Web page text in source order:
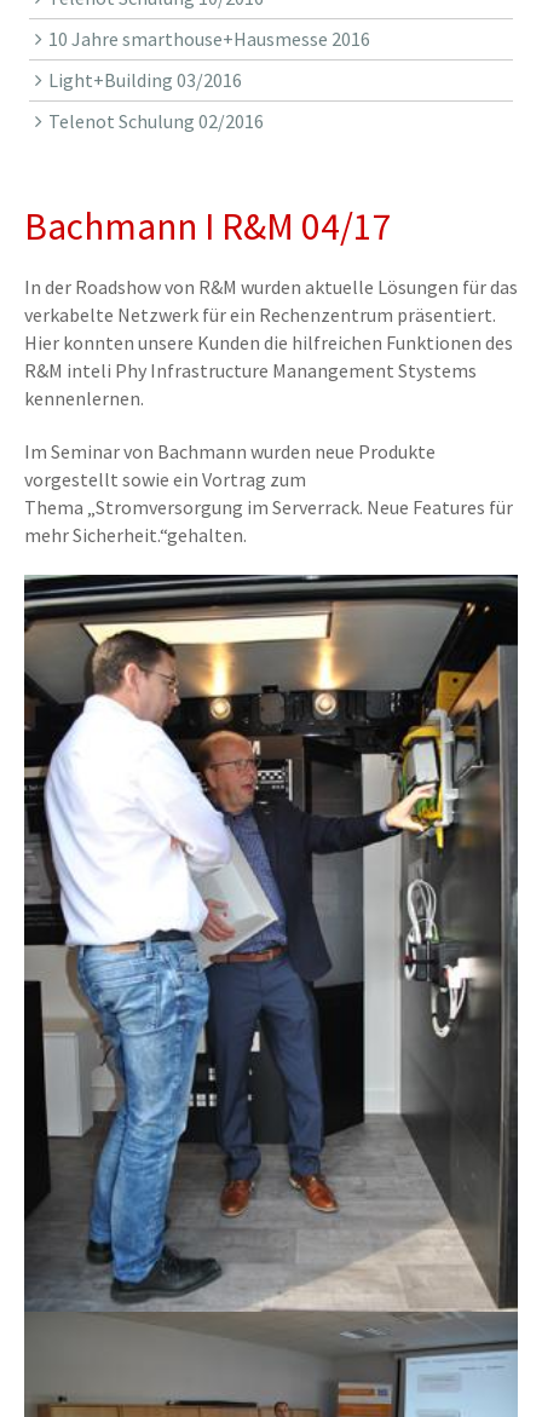
10 Jahre smarthouse+Hausmesse 2016
Light+Building 03/2016
Telenot Schulung 02/2016
Bachmann I R&M 04/17
In der Roadshow von R&M wurden aktuelle Lösungen für das
verkabelte Netzwerk für ein Rechenzentrum präsentiert.
Hier konnten unsere Kunden die hilfreichen Funktionen des
R&M inteli Phy Infrastructure Manangement Stystems
kennenlernen.
Im Seminar von Bachmann wurden neue Produkte
vorgestellt sowie ein Vortrag zum
Thema „Stromversorgung im Serverrack. Neue Features für
mehr Sicherheit.“gehalten.